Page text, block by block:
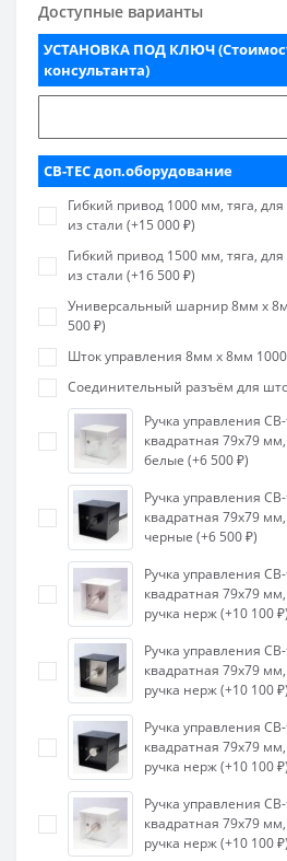
Доступные варианты
УСТАНОВКА ПОД КЛЮЧ
консультанта)
CB-TEC доп.оборудование
Гибкий привод 1000 мм, тяга,
из стали (+15 000 ₽)
Гибкий привод 1500 мм, тяга,
из стали (+16 500 ₽)
Универсальный шарнир 8мм х
500 ₽)
Шток управления 8мм х 8мм
Соединительный разъём для
Ручка управления
квадратная 79х79
белые (+6 500 ₽)
Ручка управления
квадратная 79х79
черные (+6 500 ₽)
Ручка управления
квадратная 79х79
ручка нерж (+10 100 ₽)
Ручка управления
квадратная 79х79
ручка нерж (+10 100 ₽)
Ручка управления
квадратная 79х79
ручка нерж (+10 100 ₽)
Ручка управления
квадратная 79х79
ручка нерж (+10 100 ₽)